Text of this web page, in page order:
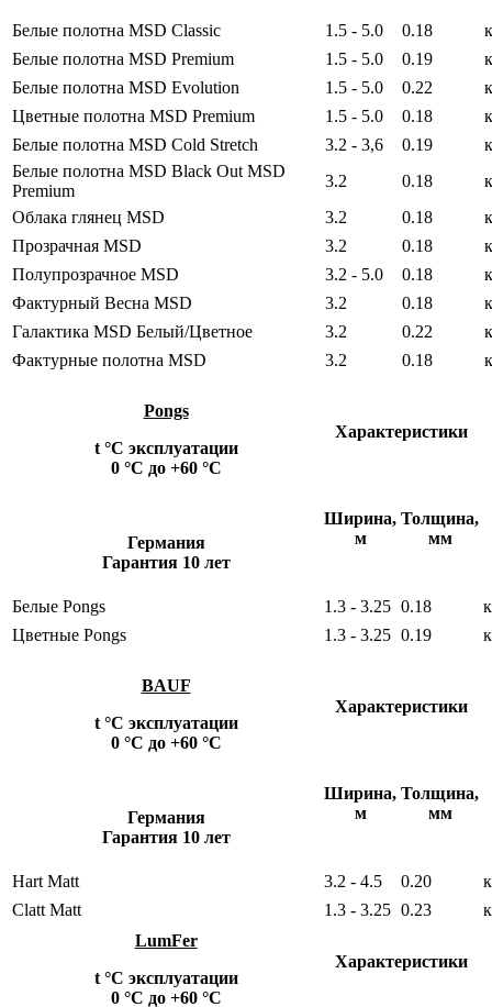
Белые полотна MSD Сlassic 1.5 - 5.0 0.18
Белые полотна MSD Premium
1.5 - 5.0 0.19
Белые полотна MSD Evolution
1.5 - 5.0 0.22
Цветные полотна MSD Premium
1.5 - 5.0 0.18
Белые полотна MSD Cold Stretch
3.2 - 3,6 0.19
Белые полотна MSD Black Out MSD
Premium
3.2 0.18
Облака глянец MSD
3.2 0.18
Прозрачная MSD
3.2 0.18
Полупрозрачное MSD
3.2 - 5.0 0.18
Фактурный Весна MSD
3.2 0.18
Галактика MSD Белый/Цветное
3.2 0.22
Фактурные полотна MSD
3.2 0.18
Pongs
t °С эксплуатации
0 °С до +60 °С
Германия
Гарантия 10 лет
Характеристики
Ширина,
м
Толщина,
мм
Белые Pongs 1.3 - 3.25 0.18
Цветные Pongs
1.3 - 3.25 0.19
BAUF
t °С эксплуатации
0 °С до +60 °С
Германия
Гарантия 10 лет
Характеристики
Ширина,
м
Толщина,
мм
Hart Matt 3.2 - 4.5 0.20
Clatt Matt
1.3 - 3.25 0.23
LumFer
t °С эксплуатации
0 °С до +60 °С
Характеристики